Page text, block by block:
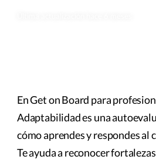
En Get on Board para
Adaptabilidad es una
cómo aprendes y respondes al
Te ayuda a reconocer